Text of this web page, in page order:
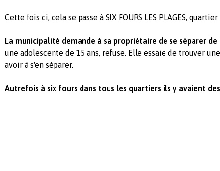
Cette fois ci, cela se passe à SIX FOURS LES PLAGES,
La municipalité demande à sa propriétaire de se séparer de
une adolescente de 15 ans, refuse. Elle essaie de trouver
avoir à s'en séparer.
Autrefois à six fours dans tous les quartiers ils y avaient